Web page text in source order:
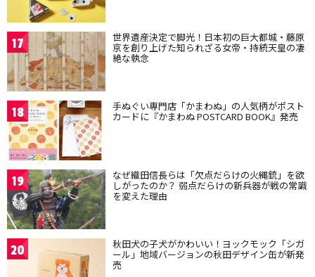
17 世界遺産決定で脚光！日本初の巨大都城・藤原
京を創り上げた知られざる女帝・持統天皇の凄
絶な執念
18 手ぬぐい専門店「かまわぬ」の人気柄がポスト
カードに『かまわぬ POSTCARD BOOK』発売
19 なぜ織田信長らは「欠点だらけの火縄銃」を欲
しがったのか？ 弱点だらけの新兵器が戦の常識
を変えた理由
20 秋田犬の子犬がかわいい！ヨックモック「シガ
ール」地域バージョンの秋田デザイン缶が新発
売